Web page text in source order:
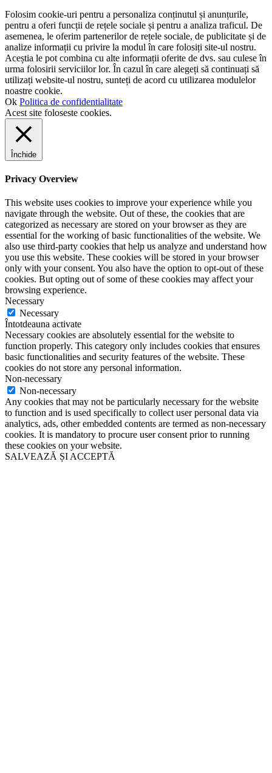
Folosim cookie-uri pentru a personaliza conținutul și anunțurile,
pentru a oferi funcții de rețele sociale și pentru a analiza traficul. De
asemenea, le oferim partenerilor de rețele sociale, de publicitate și de
analize informații cu privire la modul în care folosiți site-ul nostru.
Aceștia le pot combina cu alte informații oferite de dvs. sau culese în
urma folosirii serviciilor lor. În cazul în care alegeți să continuați să
utilizați website-ul nostru, sunteți de acord cu utilizarea modulelor
noastre cookie.
Ok Politica de confidentialitate
Acest site foloseste cookies.
Închide
Privacy Overview
This website uses cookies to improve your experience while you
navigate through the website. Out of these, the cookies that are
categorized as necessary are stored on your browser as they are
essential for the working of basic functionalities of the website. We
also use third-party cookies that help us analyze and understand how
you use this website. These cookies will be stored in your browser
only with your consent. You also have the option to opt-out of these
cookies. But opting out of some of these cookies may affect your
browsing experience.
Necessary
Necessary
Întotdeauna activate
Necessary cookies are absolutely essential for the website to
function properly. This category only includes cookies that ensures
basic functionalities and security features of the website. These
cookies do not store any personal information.
Non-necessary
Non-necessary
Any cookies that may not be particularly necessary for the website
to function and is used specifically to collect user personal data via
analytics, ads, other embedded contents are termed as non-necessary
cookies. It is mandatory to procure user consent prior to running
these cookies on your website.
SALVEAZĂ ȘI ACCEPTĂ